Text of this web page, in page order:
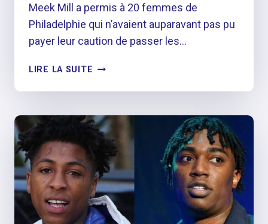
Meek Mill a permis à 20 femmes de
Philadelphie qui n’avaient auparavant pas pu
payer leur caution de passer les…
LIRE LA SUITE MEEK
PAIE
CAUTION
POUR
FEMMES
DE
PHILADELPHIE
AFIN
QU’ELLES